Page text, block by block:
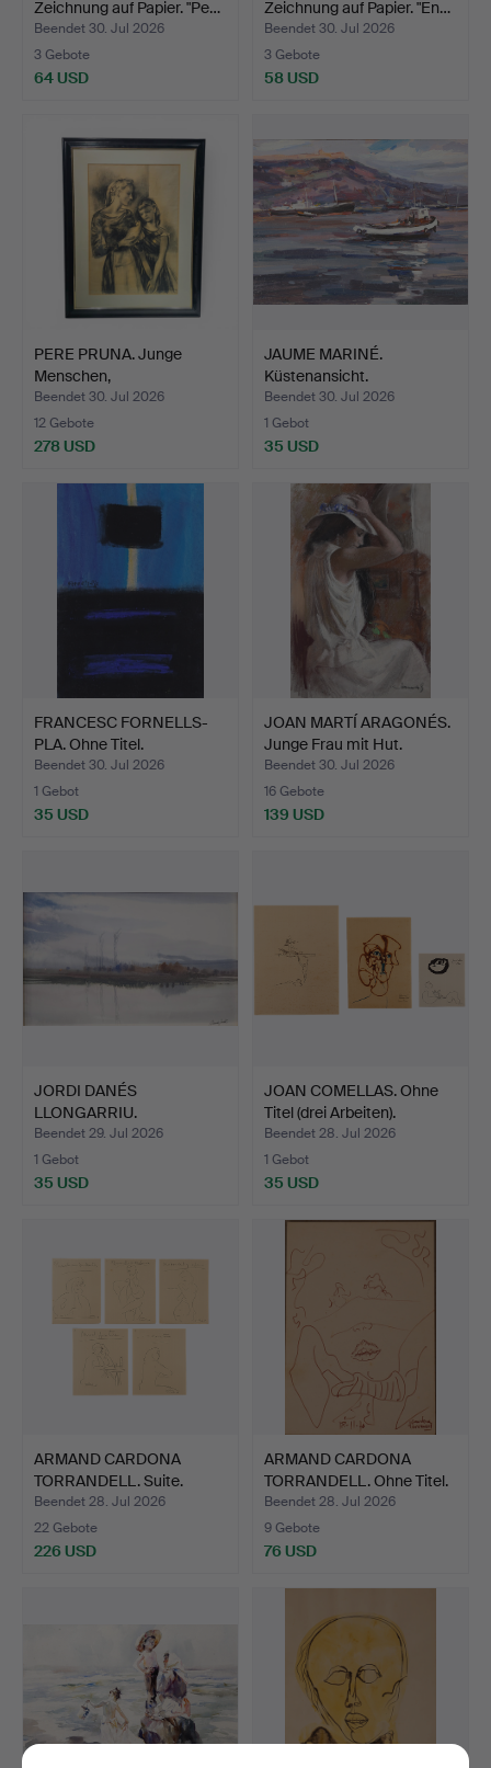
Zeichnung auf Papier. "Pe…
Beendet 30. Jul 2026
3 Gebote
64 USD
Zeichnung auf Papier. "En…
Beendet 30. Jul 2026
3 Gebote
58 USD
PERE PRUNA. Junge
Menschen,
Kohlezeichnung…
Beendet 30. Jul 2026
12 Gebote
278 USD
JAUME MARINÉ.
Küstenansicht.
Beendet 30. Jul 2026
1 Gebot
35 USD
FRANCESC FORNELLS-
PLA. Ohne Titel.
Beendet 30. Jul 2026
1 Gebot
35 USD
JOAN MARTÍ ARAGONÉS.
Junge Frau mit Hut.
Beendet 30. Jul 2026
16 Gebote
139 USD
JORDI DANÉS
LLONGARRIU.
Flusslandschaft.
Beendet 29. Jul 2026
1 Gebot
35 USD
JOAN COMELLAS. Ohne
Titel (drei Arbeiten).
Beendet 28. Jul 2026
1 Gebot
35 USD
ARMAND CARDONA
TORRANDELL. Suite.
Beendet 28. Jul 2026
22 Gebote
226 USD
ARMAND CARDONA
TORRANDELL. Ohne Titel.
Beendet 28. Jul 2026
9 Gebote
76 USD